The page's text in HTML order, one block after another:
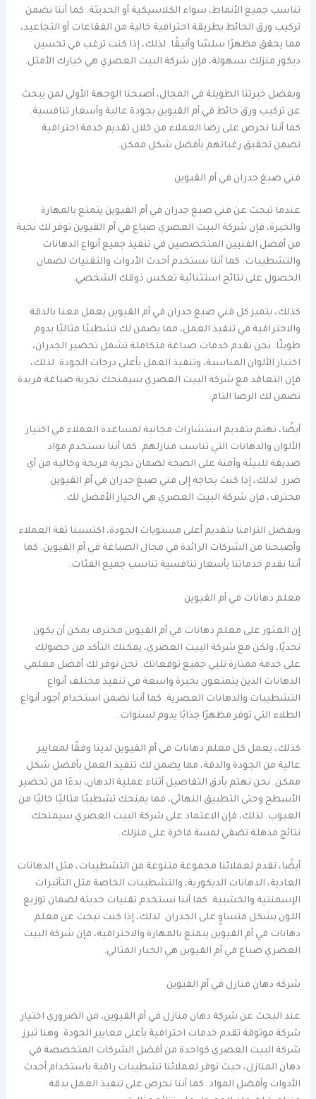
تناسب جميع الأنماط، سواء الكلاسيكية أو الحديثة. كما أننا نضمن
تركيب ورق الحائط بطريقة احترافية خالية من الفقاعات أو التجاعيد،
مما يحقق مظهرًا سلسًا وأنيقًا. لذلك، إذا كنت ترغب في تحسين
ديكور منزلك بسهولة، فإن شركة البيت العصري هي خيارك الأمثل.
وبفضل خبرتنا الطويلة في المجال، أصبحنا الوجهة الأولى لمن يبحث
عن تركيب ورق حائط في أم القيوين بجودة عالية وأسعار تنافسية.
كما أننا نحرص على رضا العملاء من خلال تقديم خدمة احترافية
تضمن تحقيق رغباتهم بأفضل شكل ممكن.
فني صبغ جدران في أم القيوين
عندما تبحث عن فني صبغ جدران في أم القيوين يتمتع بالمهارة
والخبرة، فإن شركة البيت العصري صباغ في أم القيوين توفر لك نخبة
من أفضل الفنيين المتخصصين في تنفيذ جميع أنواع الدهانات
والتشطيبات. كما أننا نستخدم أحدث الأدوات والتقنيات لضمان
الحصول على نتائج استثنائية تعكس ذوقك الشخصي.
كذلك، يتميز كل فني صبغ جدران في أم القيوين يعمل معنا بالدقة
والاحترافية في تنفيذ العمل، مما يضمن لك تشطيبًا مثاليًا يدوم
طويلًا. نحن نقدم خدمات صباغة متكاملة تشمل تحضير الجدران،
اختيار الألوان المناسبة، وتنفيذ العمل بأعلى درجات الجودة. لذلك،
فإن التعاقد مع شركة البيت العصري سيمنحك تجربة صباغة فريدة
تضمن لك الرضا التام.
أيضًا، نهتم بتقديم استشارات مجانية لمساعدة العملاء في اختيار
الألوان والدهانات التي تناسب منازلهم. كما أننا نستخدم مواد
صديقة للبيئة وآمنة على الصحة لضمان تجربة مريحة وخالية من أي
ضرر. لذلك، إذا كنت بحاجة إلى فني صبغ جدران في أم القيوين
محترف، فإن شركة البيت العصري هي الخيار الأفضل لك.
وبفضل التزامنا بتقديم أعلى مستويات الجودة، اكتسبنا ثقة العملاء
وأصبحنا من الشركات الرائدة في مجال الصباغة في أم القيوين. كما
أننا نقدم خدماتنا بأسعار تنافسية تناسب جميع الفئات.
معلم دهانات في أم القيوين
إن العثور على معلم دهانات في أم القيوين محترف يمكن أن يكون
تحديًا، ولكن مع شركة البيت العصري، يمكنك التأكد من حصولك
على خدمة ممتازة تلبي جميع توقعاتك. نحن نوفر لك أفضل معلمي
الدهانات الذين يتمتعون بخبرة واسعة في تنفيذ مختلف أنواع
التشطيبات والدهانات العصرية. كما أننا نضمن استخدام أجود أنواع
الطلاء التي توفر مظهرًا جذابًا يدوم لسنوات.
كذلك، يعمل كل معلم دهانات في أم القيوين لدينا وفقًا لمعايير
عالية من الجودة والدقة، مما يضمن لك تنفيذ العمل بأفضل شكل
ممكن. نحن نهتم بأدق التفاصيل أثناء عملية الدهان، بدءًا من تحضير
الأسطح وحتى التطبيق النهائي، مما يمنحك تشطيبًا مثاليًا خاليًا من
العيوب. لذلك، فإن الاعتماد على شركة البيت العصري سيمنحك
نتائج مذهلة تضفي لمسة فاخرة على منزلك.
أيضًا، نقدم لعملائنا مجموعة متنوعة من التشطيبات، مثل الدهانات
العادية، الدهانات الديكورية، والتشطيبات الخاصة مثل التأثيرات
الإسمنتية والخشبية. كما أننا نستخدم تقنيات حديثة لضمان توزيع
اللون بشكل متساوٍ على الجدران. لذلك، إذا كنت تبحث عن معلم
دهانات في أم القيوين يتمتع بالمهارة والاحترافية، فإن شركة البيت
العصري صباغ في أم القيوين هي الخيار المثالي.
شركة دهان منازل في أم القيوين
عند البحث عن شركة دهان منازل في أم القيوين، من الضروري اختيار
شركة موثوقة تقدم خدمات احترافية بأعلى معايير الجودة. وهنا تبرز
شركة البيت العصري كواحدة من أفضل الشركات المتخصصة في
دهان المنازل، حيث نوفر لعملائنا تشطيبات راقية باستخدام أحدث
الأدوات وأفضل المواد. كما أننا نحرص على تنفيذ العمل بدقة